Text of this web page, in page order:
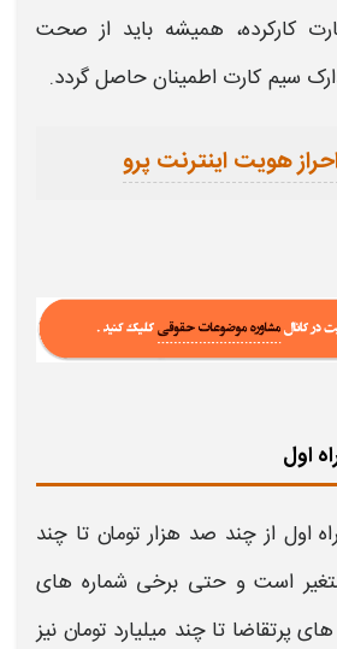
کارکرده، همیشه باید از صحت
سیم کارت اطمینان حاصل گردد.
هویت اینترنت پرو
اول
اول از چند صد هزار تومان تا چند
است و حتی برخی شماره های
پرتقاضا تا چند میلیارد تومان نیز